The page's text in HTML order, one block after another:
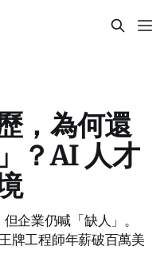
，為何還
？AI 人才
企業仍喊「缺人」。
牌工程師年薪破百萬美